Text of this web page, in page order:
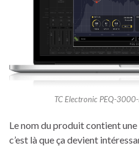
TC Electronic PEQ-
Le nom du produit contient
c’est là que ça devient